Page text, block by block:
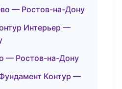
— Ростов-на-Дону
Интерьер —
— Ростов-на-Дону
Контур —